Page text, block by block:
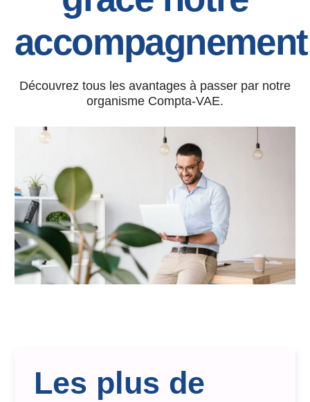
accompagnement
Découvrez tous les avantages à passer par notre
organisme Compta-VAE.
Les plus de